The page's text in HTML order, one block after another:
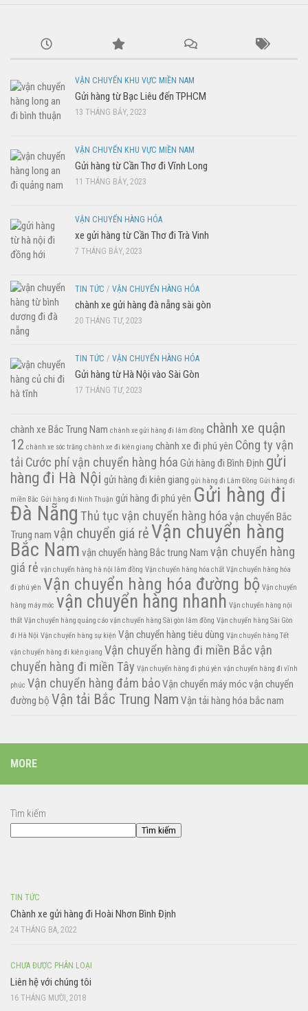
VẬN CHUYỂN KHU VỰC MIỀN NAM
Gửi hàng từ Bạc Liêu đến TPHCM
13 THÁNG BẢY, 2023
VẬN CHUYỂN KHU VỰC MIỀN NAM
Gửi hàng từ Cần Thơ đi Vĩnh Long
11 THÁNG BẢY, 2023
VẬN CHUYỂN HÀNG HÓA
xe gửi hàng từ Cần Thơ đi Trà Vinh
7 THÁNG BẢY, 2023
TIN TỨC / VẬN CHUYỂN HÀNG HÓA
chành xe gửi hàng đà nẵng sài gòn
20 THÁNG TƯ, 2023
TIN TỨC / VẬN CHUYỂN HÀNG HÓA
Gửi hàng từ Hà Nội vào Sài Gòn
17 THÁNG TƯ, 2023
chành xe Bắc Trung Nam chành xe gửi hàng đi lâm đồng chành xe quận
12 chành xe sóc trăng chành xe đi kiên giang chành xe đi phú yên Công ty vận
tải Cước phí vận chuyển hàng hóa Gửi hàng đi Bình Định gửi
hàng đi Hà Nội gửi hàng đi kiên giang gửi hàng đi Lâm Đồng Gửi hàng đi
miền Bắc Gửi hàng đi Ninh Thuận gửi hàng đi phú yên Gửi hàng đi
Đà Nẵng Thủ tục vận chuyển hàng hóa vận chuyển Bắc
Trung nam vận chuyển giá rẻVận chuyển hàng
Bắc Nam vận chuyển hàng Bắc trung Nam vận chuyển hàng
giá rẻ vận chuyển hàng hà nội lâm đồng Vận chuyển hàng hóa chất Vận chuyển hàng hóa
đi phú yên Vận chuyển hàng hóa đường bộ Vận chuyển
hàng máy móc vận chuyển hàng nhanh Vận chuyển hàng nội
thất Vận chuyển hàng quảng cáo vận chuyển hàng Sài gòn lâm đồng Vận chuyển hàng Sài Gòn
đi Hà Nội Vận chuyển hàng sự kiện Vận chuyển hàng tiêu dùng Vận chuyển hàng Tết
vận chuyển hàng đi kiên giang Vận chuyển hàng đi miền Bắcvận
chuyển hàng đi miền Tây Vận chuyển hàng đi phú yên vận chuyển hàng đi vĩnh
phúc Vận chuyển hàng đảm bảoVận chuyển máy mócvận chuyển
đường bộ Vận tải Bắc Trung Nam Vận tải hàng hóa bắc nam
MORE
Tìm kiếm
Tìm kiếm
TIN TỨC
Chành xe gửi hàng đi Hoài Nhơn Bình Định
24 THÁNG BA, 2022
CHƯA ĐƯỢC PHÂN LOẠI
Liên hệ với chúng tôi
16 THÁNG MƯỜI, 2018